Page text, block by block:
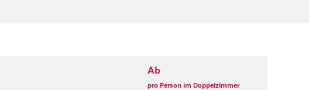
Ab
pro Person im Doppelzimmer